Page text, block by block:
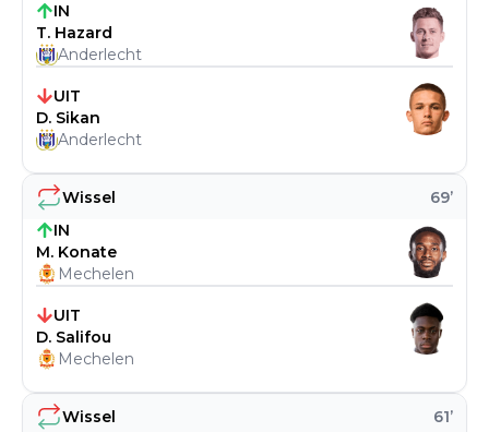
Wissel 61’
Wissel 69’
IN
M. Konate
Mechelen
UIT
D. Salifou
Mechelen
IN
T. Hazard
Anderlecht
UIT
D. Sikan
Anderlecht